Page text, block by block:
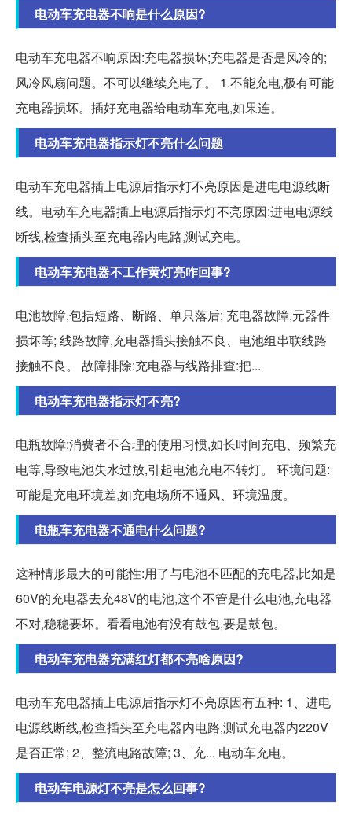
电动车充电器不响是什么原因?
电动车充电器不响原因:充电器损坏;充电器是否是风冷的;
风冷风扇问题。不可以继续充电了。 1.不能充电,极有可能
充电器损坏。插好充电器给电动车充电,如果连。
电动车充电器指示灯不亮什么问题
电动车充电器插上电源后指示灯不亮原因是进电电源线断
线。电动车充电器插上电源后指示灯不亮原因:进电电源线
断线,检查插头至充电器内电路,测试充电。
电动车充电器不工作黄灯亮咋回事?
电池故障,包括短路、断路、单只落后; 充电器故障,元器件
损坏等; 线路故障,充电器插头接触不良、电池组串联线路
接触不良。 故障排除:充电器与线路排查:把...
电动车充电器指示灯不亮?
电瓶故障:消费者不合理的使用习惯,如长时间充电、频繁充
电等,导致电池失水过放,引起电池充电不转灯。 环境问题:
可能是充电环境差,如充电场所不通风、环境温度。
电瓶车充电器不通电什么问题?
这种情形最大的可能性:用了与电池不匹配的充电器,比如是
60V的充电器去充48V的电池,这个不管是什么电池,充电器
不对,稳稳要坏。看看电池有没有鼓包,要是鼓包。
电动车充电器充满红灯都不亮啥原因?
电动车充电器插上电源后指示灯不亮原因有五种: 1、进电
电源线断线,检查插头至充电器内电路,测试充电器内220V
是否正常; 2、整流电路故障; 3、充... 电动车充电。
电动车电源灯不亮是怎么回事?